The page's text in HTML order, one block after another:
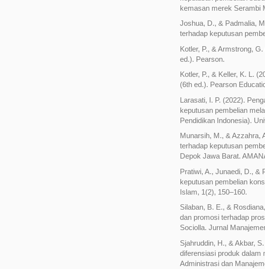
kemasan merek Serambi
Joshua, D., & Padmalia,
terhadap keputusan
Kotler, P., & Armstrong,
ed.). Pearson.
Kotler, P., & Keller, K. L.
(6th ed.). Pearson
Larasati, I. P. (2022).
keputusan pembelian
Pendidikan Indonesia).
Munarsih, M., & Azzahra,
terhadap keputusan
Depok Jawa Barat.
Pratiwi, A., Junaedi, D., &
keputusan pembelian
Islam, 1(2), 150–160.
Silaban, B. E., &
dan promosi terhadap
Sociolla. Jurnal
Sjahruddin, H., & Akbar,
diferensiasi produk dalam
Administrasi dan